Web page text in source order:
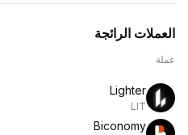
العملات الرائجة
عملة
Lighter
LIT
Biconomy